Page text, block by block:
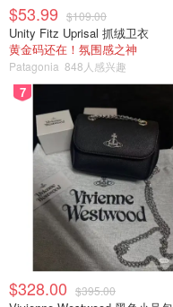
$53.99 $109.00
Unity Fitz Uprisal 抓绒卫衣
黄金码还在！氛围感之神
Patagonia 848人感兴趣
7
$328.00 $395.00